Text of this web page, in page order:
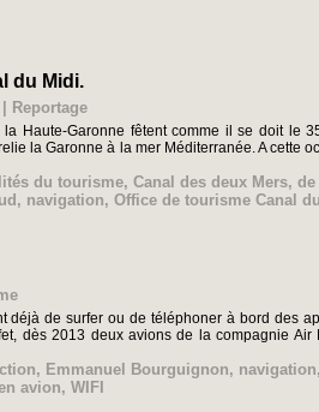
du Midi.
Reportage
Haute-Garonne fêtent comme il se doit le
la Garonne à la mer Méditerranée. A cette
du tourisme, Canal des deux Mers, de
, navigation, Office de tourisme Canal
déjà de surfer ou de téléphoner à bord des
dès 2013 deux avions de la compagnie Air
, Emmanuel Bourguignon, navigation,
avion, WIFI